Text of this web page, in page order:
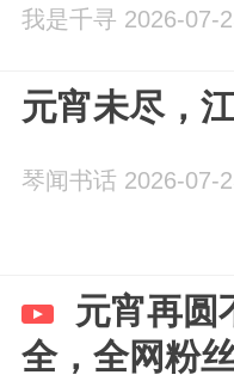
我是千寻 2026-07-
元宵未尽，
琴闻书话 2026-07-
元宵再圆
全，全网粉